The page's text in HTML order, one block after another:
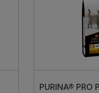
PURINA® PRO